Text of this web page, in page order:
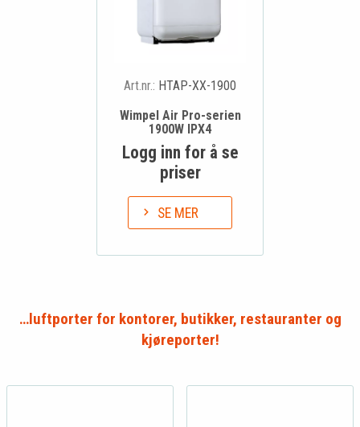
Art.nr.: HTAP-XX-1900
Wimpel Air Pro-serien
1900W IPX4
Logg inn for å se
priser
SE MER
…luftporter for kontorer, butikker, restauranter og
kjøreporter!